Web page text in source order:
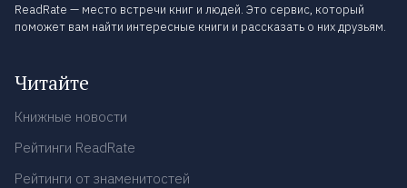
ReadRate — место встречи книг и людей. Это сервис, который
поможет вам найти интересные книги и рассказать о них друзьям.
Читайте
Книжные новости
Рейтинги ReadRate
Рейтинги от знаменитостей